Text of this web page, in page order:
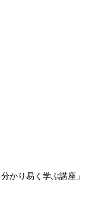
かり易く学ぶ講座」